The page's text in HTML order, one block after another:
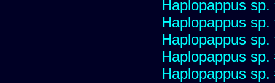
Haplopappus sp.
Haplopappus sp.
Haplopappus sp.
Haplopappus sp.
Haplopappus sp.